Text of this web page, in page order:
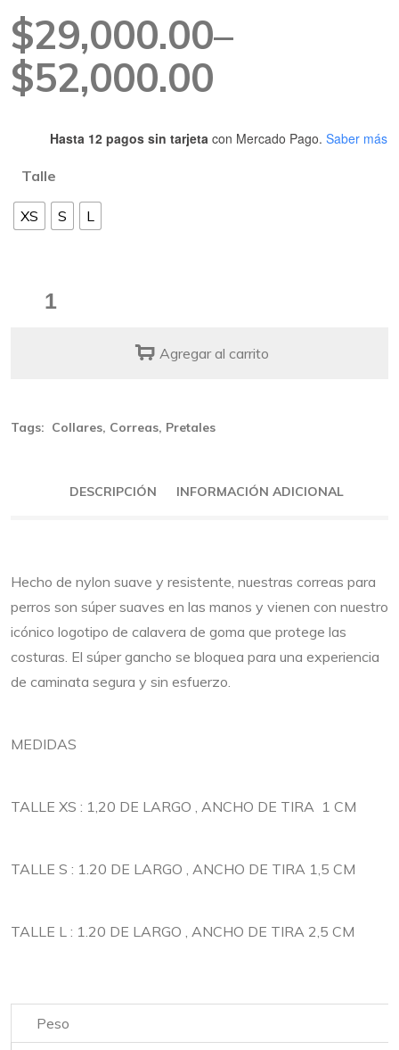
$29,000.00–
$52,000.00
Rango
de
desde
$29,000.00
$52,000.00
Hasta 12 pagos sin tarjeta con Mercado Pago. Saber más
Talle
XS S L
Glitch
Agregar al carrito
Tags: Collares, Correas, Pretales
DESCRIPCIÓN INFORMACIÓN ADICIONAL
Hecho de nylon suave y resistente, nuestras correas para
perros son súper suaves en las manos y vienen con nuestro
icónico logotipo de calavera de goma que protege las
costuras. El súper gancho se bloquea para una experiencia
de caminata segura y sin esfuerzo.
MEDIDAS
TALLE XS : 1,20 DE LARGO , ANCHO DE TIRA 1 CM
TALLE S : 1.20 DE LARGO , ANCHO DE TIRA 1,5 CM
TALLE L : 1.20 DE LARGO , ANCHO DE TIRA 2,5 CM
Peso